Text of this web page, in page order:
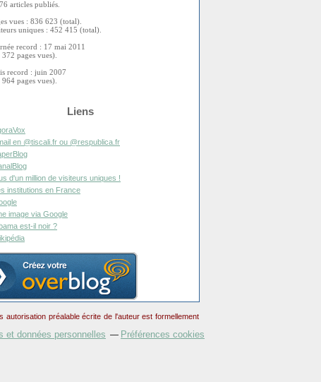
articles publiés.
vues : 836 623 (total).
uniques : 452 415 (total).
record : 17 mai 2011
pages vues).
record : juin 2007
pages vues).
Liens
en @tiscali.fr ou @respublica.fr
d'un million de visiteurs uniques !
institutions en France
image via Google
est-il noir ?
préalable écrite de l'auteur est formellement
et données personnelles Préférences cookies